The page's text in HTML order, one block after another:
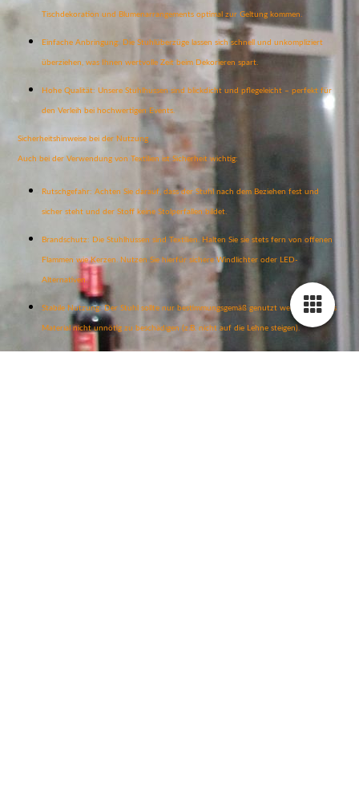
Tischdekoration und Blumenarrangements optimal zur Geltung kommen.
Einfache Anbringung: Die Stuhlüberzüge lassen sich schnell und unkompliziert
überziehen, was Ihnen wertvolle Zeit beim Dekorieren spart.
Hohe Qualität: Unsere Stuhlhussen sind blickdicht und pflegeleicht – perfekt für
den Verleih bei hochwertigen Events.
Sicherheitshinweise bei der Nutzung
Auch bei der Verwendung von Textilien ist Sicherheit wichtig:
Rutschgefahr: Achten Sie darauf, dass der Stuhl nach dem Beziehen fest und
sicher steht und der Stoff keine Stolperfallen bildet.
Brandschutz: Die Stuhlhussen sind Textilien. Halten Sie sie stets fern von offenen
Flammen wie Kerzen. Nutzen Sie hierfür sichere Windlichter oder LED-
Alternativen.
Stabile Nutzung: Der Stuhl sollte nur bestimmungsgemäß genutzt werden, um das
Material nicht unnötig zu beschädigen (z.B. nicht auf die Lehne steigen).